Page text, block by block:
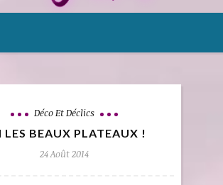
Déco Et Déclics
LES BEAUX PLATEAUX !
24 Août 2014